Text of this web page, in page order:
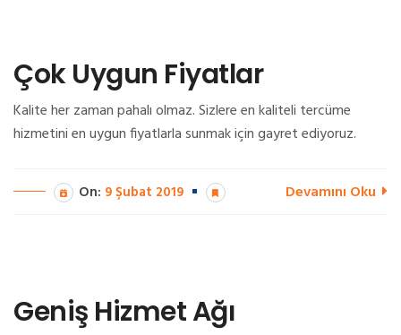
Çok Uygun Fiyatlar
Kalite her zaman pahalı olmaz. Sizlere en kaliteli tercüme
hizmetini en uygun fiyatlarla sunmak için gayret ediyoruz.
On: 9 Şubat 2019 Devamını Oku
Geniş Hizmet Ağı